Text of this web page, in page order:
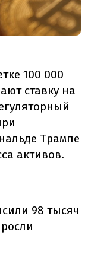
100 000
ставку на
Трампе
активов.
98 тысяч